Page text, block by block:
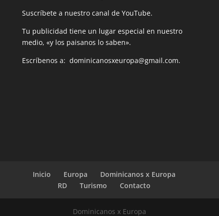
Suscríbete a nuestro canal de YouTube.
Tu publicidad tiene un lugar especial en nuestro
medio, «y los paisanos lo saben».
Escríbenos a: dominicanosxeuropa@gmail.com.
Inicio Europa
Dominicanos x Europa
RD
Turismo Contacto
Dominicanos x Europa